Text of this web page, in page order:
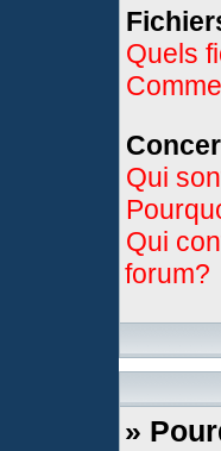
Quels
Qui
Qui
forum?
»